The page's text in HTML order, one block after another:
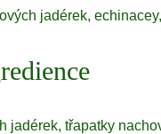
jadérek,
jadérek, třapatky